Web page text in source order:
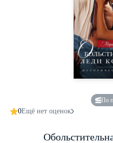
По
0Ещё нет оценок